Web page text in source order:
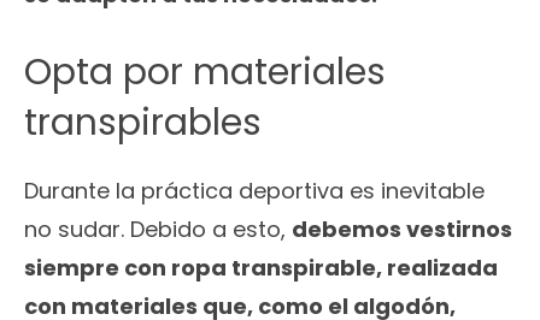
Opta por materiales
transpirables
Durante la práctica deportiva es inevitable
no sudar. Debido a esto, debemos vestirnos
siempre con ropa transpirable, realizada
con materiales que, como el algodón,